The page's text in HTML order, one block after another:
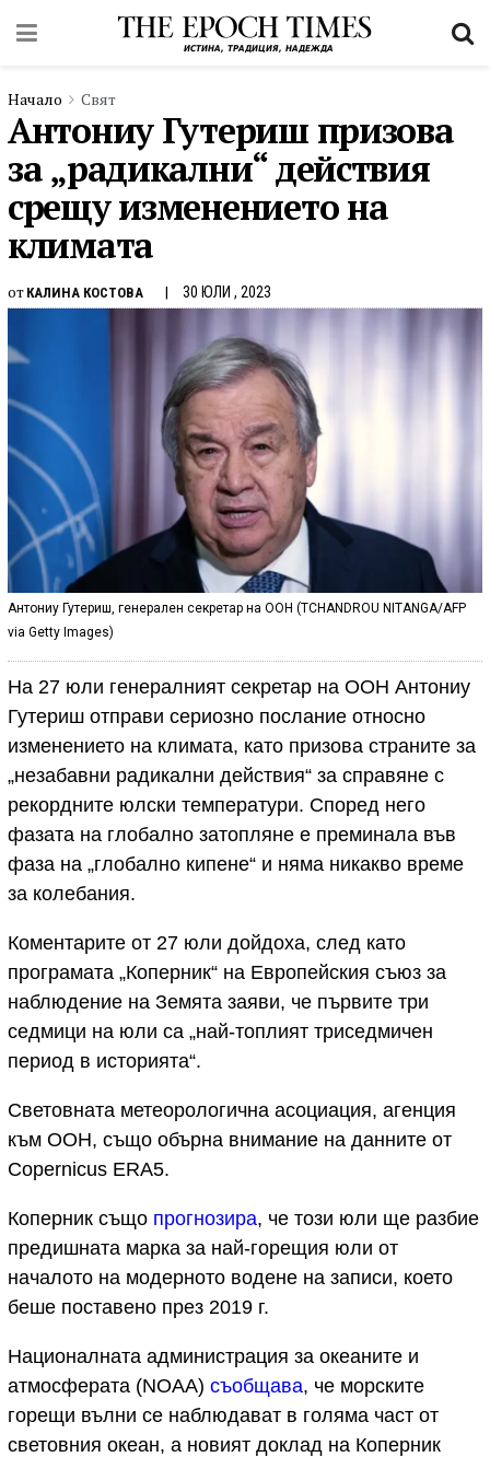
Начало Свят
Антониу Гутериш призова
за „радикални“ действия
срещу изменението на
климата
от КАЛИНА КОСТОВА 30 ЮЛИ , 2023
Антониу Гутериш, генерален секретар на ООН (TCHANDROU NITANGA/AFP
via Getty Images)
На 27 юли генералният секретар на ООН Антониу
Гутериш отправи сериозно послание относно
изменението на климата, като призова страните за
„незабавни радикални действия“ за справяне с
рекордните юлски температури. Според него
фазата на глобално затопляне е преминала във
фаза на „глобално кипене“ и няма никакво време
за колебания.
Коментарите от 27 юли дойдоха, след като
програмата „Коперник“ на Европейския съюз за
наблюдение на Земята заяви, че първите три
седмици на юли са „най-топлият триседмичен
период в историята“.
Световната метеорологична асоциация, агенция
към ООН, също обърна внимание на данните от
Copernicus ERA5.
Коперник също прогнозира, че този юли ще разбие
предишната марка за най-горещия юли от
началото на модерното водене на записи, което
беше поставено през 2019 г.
Националната администрация за океаните и
атмосферата (NOAA) съобщава, че морските
горещи вълни се наблюдават в голяма част от
световния океан, а новият доклад на Коперник